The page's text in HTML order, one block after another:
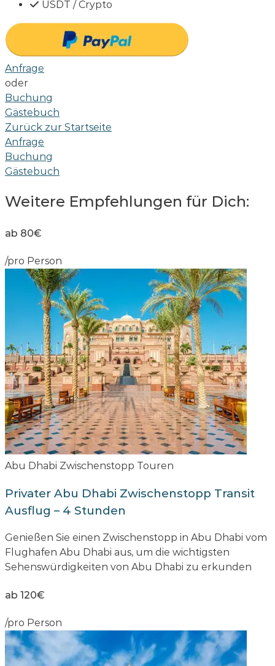
USDT / Crypto
Anfrage
oder
Buchung
Gästebuch
Zurück zur Startseite
Anfrage
Buchung
Gästebuch
Weitere Empfehlungen für Dich:
ab 80€
/pro Person
Abu Dhabi Zwischenstopp Touren
Privater Abu Dhabi Zwischenstopp Transit
Ausflug – 4 Stunden
Genießen Sie einen Zwischenstopp in Abu Dhabi vom
Flughafen Abu Dhabi aus, um die wichtigsten
Sehenswürdigkeiten von Abu Dhabi zu erkunden
ab 120€
/pro Person